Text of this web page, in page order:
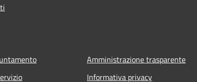
Amministrazione trasparente
Informativa privacy